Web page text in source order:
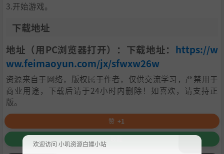
3.开始游戏。
下载地址
地址（用PC浏览器打开）：下载地址： https://w
ww.feimaoyun.com/jx/sfwxw26w
资源来自于网络，版权属于作者，仅供交流学习，严禁用于
商业用途，下载后请于24小时内删除！如喜欢，请支持正
版。
赞 +1
欢迎访问 小叽资源白嫖小站